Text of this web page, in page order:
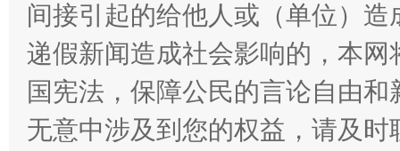
间接引起的给他人或（单位）
递假新闻造成社会影响的，本
国宪法，保障公民的言论自由
无意中涉及到您的权益，请及